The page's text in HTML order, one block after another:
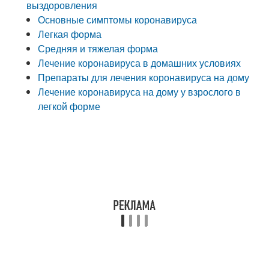
выздоровления
Основные симптомы коронавируса
Легкая форма
Средняя и тяжелая форма
Лечение коронавируса в домашних условиях
Препараты для лечения коронавируса на дому
Лечение коронавируса на дому у взрослого в
легкой форме